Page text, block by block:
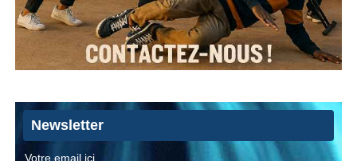
Newsletter
Votre email ici...